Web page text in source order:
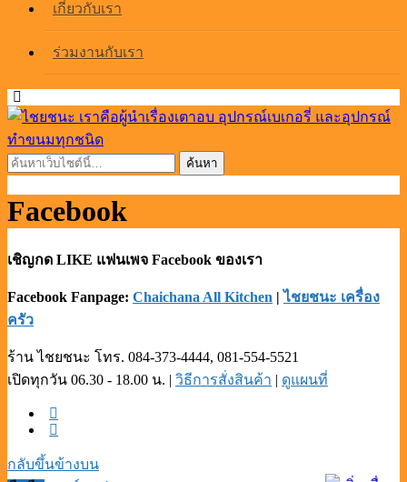
เกี่ยวกับเรา
ร่วมงานกับเรา
Facebook
เชิญกด LIKE แฟนเพจ Facebook ของเรา
Facebook Fanpage: Chaichana All Kitchen |ไชยชนะ เครื่อง
ครัว
ร้าน ไชยชนะ โทร. 084-373-4444, 081-554-5521
เปิดทุกวัน 06.30 - 18.00 น. | วิธีการสั่งสินค้า | ดูแผนที่
กลับขึ้นข้างบน